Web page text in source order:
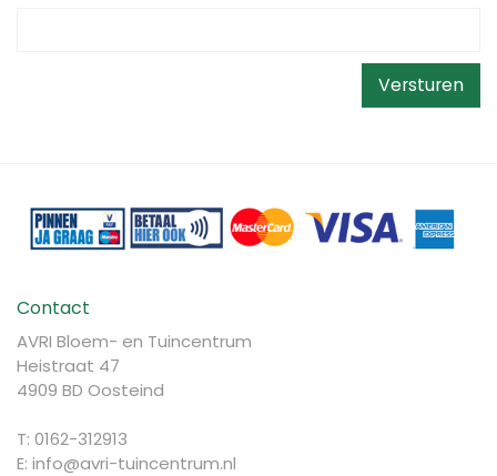
Contact
AVRI Bloem- en Tuincentrum
Heistraat 47
4909 BD Oosteind
T: 0162-312913
E: info@avri-tuincentrum.nl